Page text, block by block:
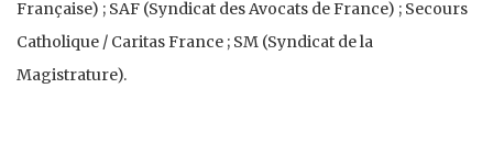
Française) ; SAF (Syndicat des Avocats de France) ; Secours
Catholique / Caritas France ; SM (Syndicat de la
Magistrature).